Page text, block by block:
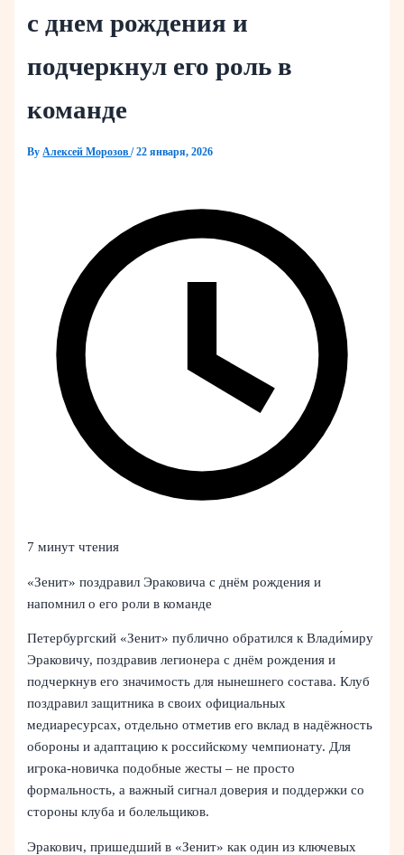
с днем рождения и
подчеркнул его роль в
команде
ByАлексей Морозов/22 января, 2026
7 минут чтения
«Зенит» поздравил Эраковича с днём рождения и
напомнил о его роли в команде
Петербургский «Зенит» публично обратился к Влади́миру
Эраковичу, поздравив легионера с днём рождения и
подчеркнув его значимость для нынешнего состава. Клуб
поздравил защитника в своих официальных
медиаресурсах, отдельно отметив его вклад в надёжность
обороны и адаптацию к российскому чемпионату. Для
игрока-новичка подобные жесты – не просто
формальность, а важный сигнал доверия и поддержки со
стороны клуба и болельщиков.
Эракович, пришедший в «Зенит» как один из ключевых